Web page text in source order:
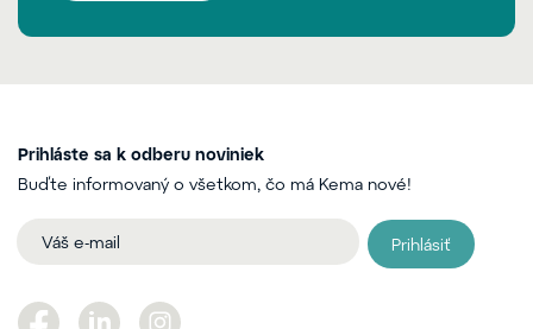
Prihláste sa k odberu noviniek
Buďte informovaný o všetkom, čo má Kema nové!
Prihlásiť